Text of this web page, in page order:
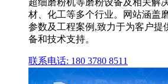
材、化工等多个行业。网站涵盖
参数及工程案例,致力于为客户提
备和技术支持。
联系电话: 180 3780 8511